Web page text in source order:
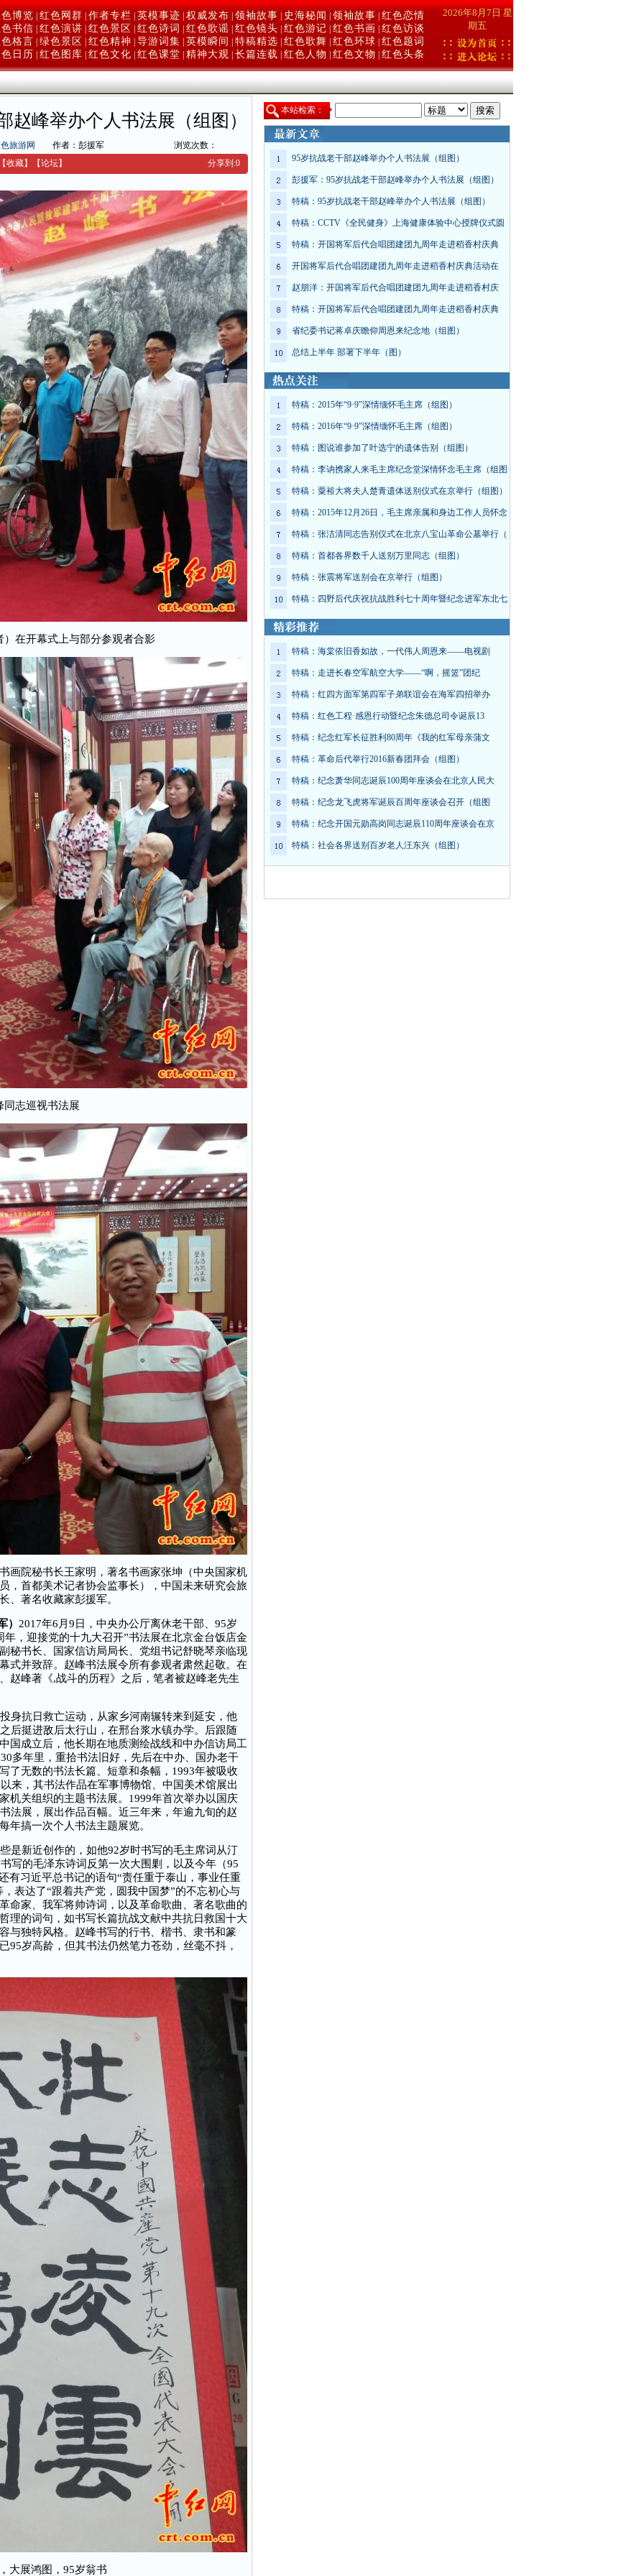
博览 红色网群 作者专栏 英模事迹 权威发布 领袖故事 史海秘闻 领袖故事 红色恋情
书信 红色演讲 红色景区 红色诗词 红色歌谣 红色镜头 红色游记 红色书画
红色访谈
格言 绿色景区 红色精神 导游词集 英模瞬间 特稿精选 红色歌舞 红色环球 红色题词
日历
红色图库 红色文化 红色课堂 精神大观 长篇连载 红色人物 红色文物 红色头条
2026年8月7日 星
期五
赵峰举办个人书法展（组图）
旅游网 作者：彭援军
浏览次数：
收藏】
【论坛】 分享到:0
）在开幕式上与部分参观者合影
同志巡视书法展
画院秘书长王家明，著名书画家张坤（中央国家机
，首都美术记者协会监事长），中国未来研究会旅
、著名收藏家彭援军。
） 2017年6月9日，中央办公厅离休老干部、95岁
，迎接党的十九大召开”书法展在北京金台饭店金
秘书长、国家信访局局长、党组书记舒晓琴亲临现
式并致辞。赵峰书法展令所有参观者肃然起敬。在
赵峰著《,战斗的历程》之后，笔者被赵峰老先生
抗日救亡运动，从家乡河南辗转来到延安，他
后挺进敌后太行山，在邢台浆水镇办学。后跟随
国成立后，他长期在地质测绘战线和中办信访局工
多年里，重拾书法旧好，先后在中办、国办老干
了无数的书法长篇、短章和条幅，1993年被吸收
来，其书法作品在军事博物馆、中国美术馆展出
机关组织的主题书法展。1999年首次举办以国庆
法展，展出作品百幅。近三年来，年逾九旬的赵
年搞一次个人书法主题展览。
新近创作的，如他92岁时书写的毛主席词从汀
写的毛泽东诗词反第一次大围剿，以及今年（95
有习近平总书记的语句“责任重于泰山，事业任重
表达了“跟着共产党，圆我中国梦”的不忘初心与
命家、我军将帅诗词，以及革命歌曲、著名歌曲的
理的词句，如书写长篇抗战文献中共抗日救国十大
与独特风格。赵峰书写的行书、楷书、隶书和篆
95岁高龄，但其书法仍然笔力苍劲，丝毫不抖，
大展鸿图，95岁翁书
本站检索：
95岁抗战老干部赵峰举办个人书法展（组图）
彭援军：95岁抗战老干部赵峰举办个人书法展（组图）
特稿：95岁抗战老干部赵峰举办个人书法展（组图）
特稿：CCTV《全民健身》上海健康体验中心授牌仪式圆
特稿：开国将军后代合唱团建团九周年走进稻香村庆典
开国将军后代合唱团建团九周年走进稻香村庆典活动在
赵朋洋：开国将军后代合唱团建团九周年走进稻香村庆
特稿：开国将军后代合唱团建团九周年走进稻香村庆典
省纪委书记蒋卓庆瞻仰周恩来纪念地（组图）
总结上半年 部署下半年（图）
特稿：2015年“9·9”深情缅怀毛主席（组图）
特稿：2016年“9·9”深情缅怀毛主席（组图）
特稿：图说谁参加了叶选宁的遗体告别（组图）
特稿：李讷携家人来毛主席纪念堂深情怀念毛主席（组图
特稿：粟裕大将夫人楚青遗体送别仪式在京举行（组图）
特稿：2015年12月26日，毛主席亲属和身边工作人员怀念
特稿：张洁清同志告别仪式在北京八宝山革命公墓举行（
特稿：首都各界数千人送别万里同志（组图）
特稿：张震将军送别会在京举行（组图）
特稿：四野后代庆祝抗战胜利七十周年暨纪念进军东北七
特稿：海棠依旧香如故，一代伟人周恩来——电视剧
特稿：走进长春空军航空大学——“啊，摇篮”团纪
特稿：红四方面军第四军子弟联谊会在海军四招举办
特稿：红色工程·感恩行动暨纪念朱德总司令诞辰13
特稿：纪念红军长征胜利80周年《我的红军母亲蒲文
特稿：革命后代举行2016新春团拜会（组图）
特稿：纪念萧华同志诞辰100周年座谈会在北京人民大
特稿：纪念龙飞虎将军诞辰百周年座谈会召开（组图
特稿：纪念开国元勋高岗同志诞辰110周年座谈会在京
特稿：社会各界送别百岁老人汪东兴（组图）